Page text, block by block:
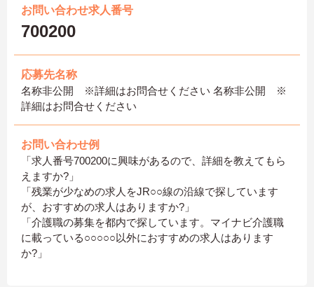
お問い合わせ求人番号
700200
応募先名称
名称非公開 ※詳細はお問合せください 名称非公開 ※
詳細はお問合せください
お問い合わせ例
「求人番号700200に興味があるので、詳細を教えてもら
えますか?」
「残業が少なめの求人をJR○○線の沿線で探しています
が、おすすめの求人はありますか?」
「介護職の募集を都内で探しています。マイナビ介護職
に載っている○○○○○以外におすすめの求人はあります
か?」